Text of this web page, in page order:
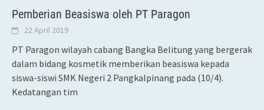
Pemberian Beasiswa oleh PT Paragon
22 April 2019
PT Paragon wilayah cabang Bangka Belitung yang bergerak
dalam bidang kosmetik memberikan beasiswa kepada
siswa-siswi SMK Negeri 2 Pangkalpinang pada (10/4).
Kedatangan tim